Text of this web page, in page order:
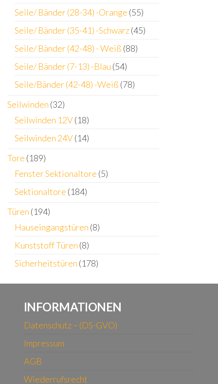
Seile/ Bänder (28-34) -Orange (55)
Seile/ Bänder (35-41) -Schwarz(45)
Seile/ Bänder (42-48) - Weiß (88)
Seile/ Bänder (7-13) -Blau (54)
Seile/Bänder (42-48) -Weiß (78)
Seilwinden (32)
Seilwinden 12V(18)
Seilwinden 24V(14)
Tore (189)
Fenster Sektionaltore (5)
Sektionaltore (184)
Türen (194)
Hauseingangstüren (8)
Kunststoff Türen (8)
Sicherheitstüren (178)
INFORMATIONEN
Datenschutz – (DS-GVO)
Impressum
AGB
Wiederrufsrecht